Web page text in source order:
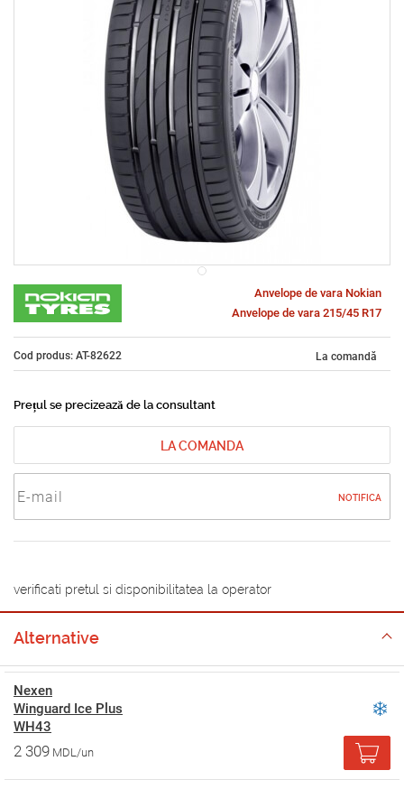
Anvelope de vara Nokian
Anvelope de vara 215/45 R17
Cod produs: AT-82622 La comandă
Prețul se precizează de la consultant
LA COMANDA
NOTIFICA
verificati pretul si disponibilitatea la operator
Alternative
Nexen
Winguard Ice Plus
WH43
2 309 MDL/un